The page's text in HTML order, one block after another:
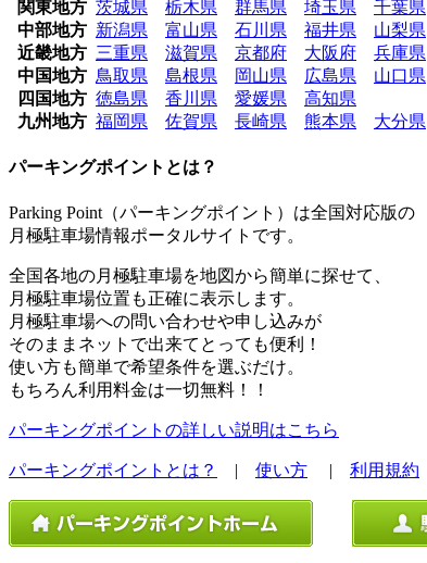
関東地方 茨城県 栃木県 群馬県 埼玉県 千葉県
中部地方 新潟県 富山県 石川県 福井県 山梨県
近畿地方 三重県 滋賀県 京都府 大阪府 兵庫県
中国地方 鳥取県 島根県 岡山県 広島県
山口県
四国地方 徳島県 香川県 愛媛県
高知県
九州地方 福岡県 佐賀県 長崎県 熊本県 大分県
パーキングポイントとは？
Parking Point（パーキングポイント）は全国対応版の
月極駐車場情報ポータルサイトです。
全国各地の月極駐車場を地図から簡単に探せて、
月極駐車場位置も正確に表示します。
月極駐車場への問い合わせや申し込みが
そのままネットで出来てとっても便利！
使い方も簡単で希望条件を選ぶだけ。
もちろん利用料金は一切無料！！
パーキングポイントの詳しい説明はこちら
パーキングポイントとは？ | 使い方 | 利用規約